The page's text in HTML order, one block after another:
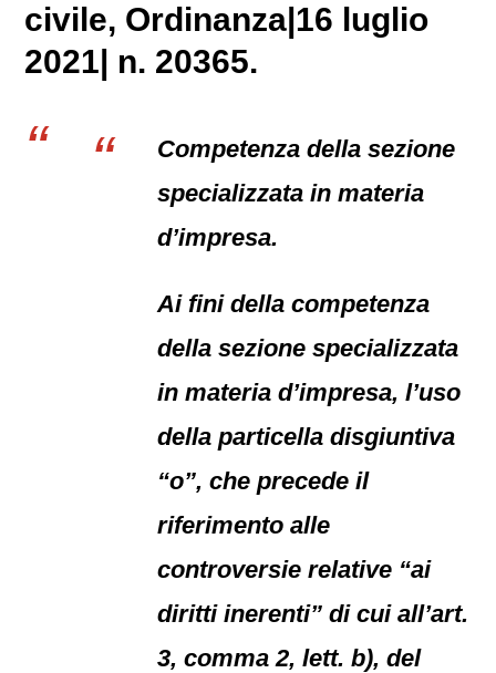
civile, Ordinanza|16 luglio
2021| n. 20365.
Competenza della sezione
specializzata in materia
d’impresa.
Ai fini della competenza
della sezione specializzata
in materia d’impresa, l’uso
della particella disgiuntiva
“o”, che precede il
riferimento alle
controversie relative “ai
diritti inerenti” di cui all’art.
3, comma 2, lett. b), del